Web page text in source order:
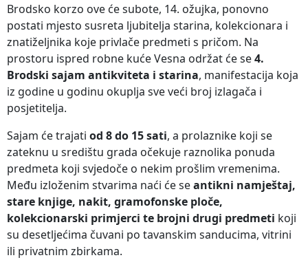
Brodsko korzo ove će subote, 14. ožujka, ponovno
postati mjesto susreta ljubitelja starina, kolekcionara i
znatiželjnika koje privlače predmeti s pričom. Na
prostoru ispred robne kuće Vesna održat će se4.
Brodski sajam antikviteta i starina, manifestacija koja
iz godine u godinu okuplja sve veći broj izlagača i
posjetitelja.
Sajam će trajati od 8 do 15 sati, a prolaznike koji se
zateknu u središtu grada očekuje raznolika ponuda
predmeta koji svjedoče o nekim prošlim vremenima.
Među izloženim stvarima naći će seantikni namještaj,
stare knjige, nakit, gramofonske ploče,
kolekcionarski primjerci te brojni drugi predmeti koji
su desetljećima čuvani po tavanskim sanducima, vitrini
ili privatnim zbirkama.